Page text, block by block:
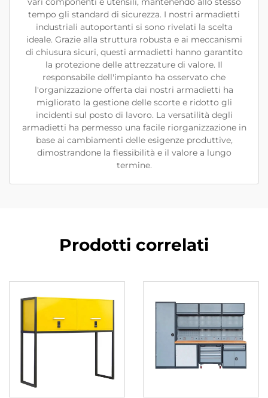
tempo gli standard di sicurezza. I nostri armadietti
industriali autoportanti si sono rivelati la scelta
ideale. Grazie alla struttura robusta e ai meccanismi
di chiusura sicuri, questi armadietti hanno garantito
la protezione delle attrezzature di valore. Il
responsabile dell'impianto ha osservato che
l'organizzazione offerta dai nostri armadietti ha
migliorato la gestione delle scorte e ridotto gli
incidenti sul posto di lavoro. La versatilità degli
armadietti ha permesso una facile riorganizzazione in
base ai cambiamenti delle esigenze produttive,
dimostrandone la flessibilità e il valore a lungo
termine.
Prodotti correlati